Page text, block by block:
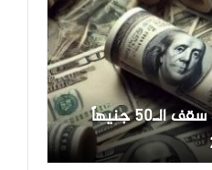
ثبات سعر الدولار تحت سقف الـ50 جنيهاً